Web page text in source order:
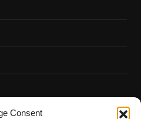
Consent